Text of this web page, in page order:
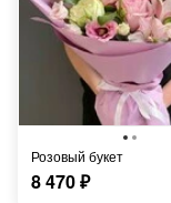
Розовый букет
8 470₽